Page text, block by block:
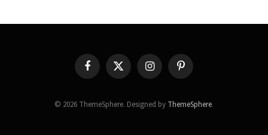
FacebookX
(Twitter)
InstagramPinterest
© 2026 ThemeSphere. Designed by ThemeSphere.